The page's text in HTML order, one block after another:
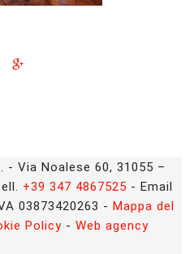
- Via Noalese 60, 31055 –
+39 347 4867525 - Email
03873420263 - Mappa del
Policy - Web agency